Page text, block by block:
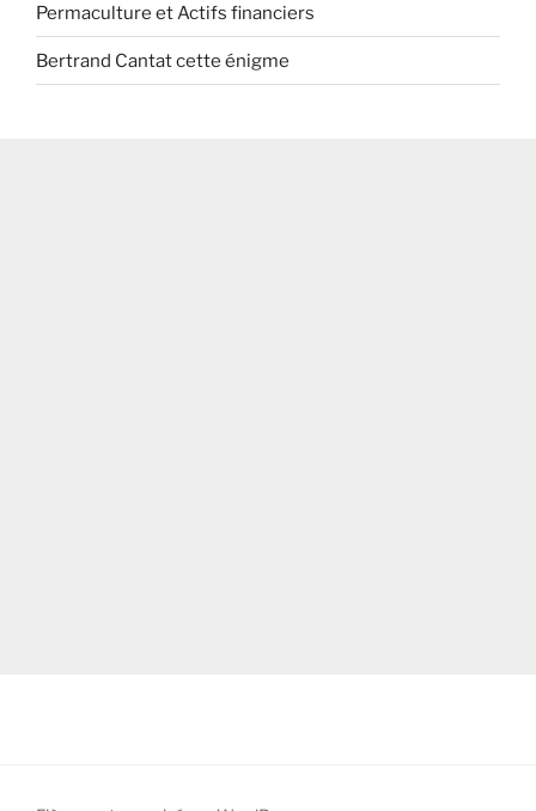
Permaculture et Actifs financiers
Bertrand Cantat cette énigme